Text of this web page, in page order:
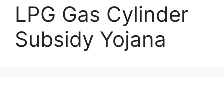
LPG Gas Cylinder
Subsidy Yojana